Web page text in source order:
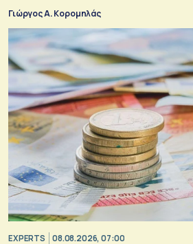
Γιώργος Α. Κορομηλάς
EXPERTS 08.08.2026, 07:00